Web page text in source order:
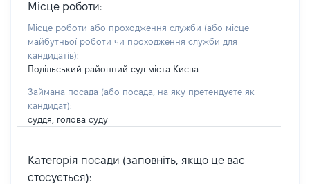
Місце роботи:
Місце роботи або проходження служби (або місце
майбутньої роботи чи проходження служби для
кандидатів):
Подільський районний суд міста Києва
Займана посада (або посада, на яку претендуєте як
кандидат):
суддя, голова суду
Категорія посади (заповніть, якщо це вас
стосується):